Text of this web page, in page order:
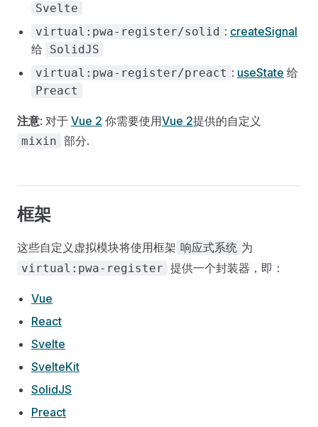
Svelte
virtual:pwa-register/solid : createSignal
给
SolidJS
virtual:pwa-register/preact : useState 给
Preact
注意: 对于 Vue 2 你需要使用Vue 2提供的自定义
mixin 部分.
框架
这些自定义虚拟模块将使用框架 响应式系统 为
virtual:pwa-register 提供一个封装器，即：
Vue
React
Svelte
SvelteKit
SolidJS
Preact